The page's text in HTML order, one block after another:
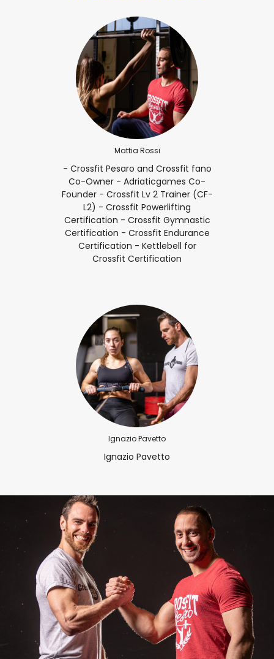
Mattia Rossi
- Crossfit Pesaro and Crossfit fano
Co-Owner - Adriaticgames Co-
Founder - Crossfit Lv 2 Trainer (CF-
L2) - Crossfit Powerlifting
Certification - Crossfit Gymnastic
Certification - Crossfit Endurance
Certification - Kettlebell for
Crossfit Certification
Ignazio Pavetto
Ignazio Pavetto